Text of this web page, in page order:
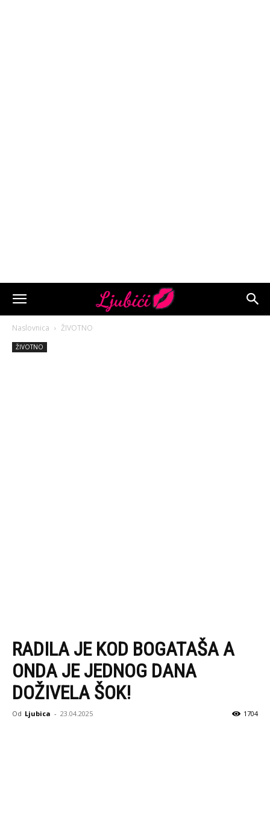
Naslovnica ŽIVOTNO
ŽIVOTNO
RADILA JE KOD BOGATAŠA A
ONDA JE JEDNOG DANA
DOŽIVELA ŠOK!
Od Ljubica - 23.04.2025 1704